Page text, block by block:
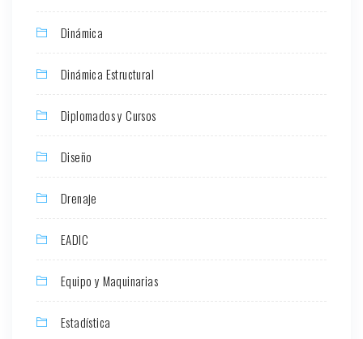
Dinámica
Dinámica Estructural
Diplomados y Cursos
Diseño
Drenaje
EADIC
Equipo y Maquinarias
Estadística